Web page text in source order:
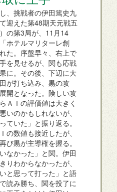
、挑戦者の伊田篤史九
迎えた第48期天元戦五
の第3局が、11月14
ホテルマリターレ創
た。序盤早々、右上で
を見せるが、関も応戦
に。その後、下辺に大
が打ち込み、黒の攻
開となった。険しい攻
ＡＩの評価値は大きく
いのかもしれないが、
ていた」と振り返る。
の数値も接近したが、
び黒が主導権を握る。
なかった」と関。伊田
りわからなかったが、
と思って打った」と語
読み勝ち、関を投了に